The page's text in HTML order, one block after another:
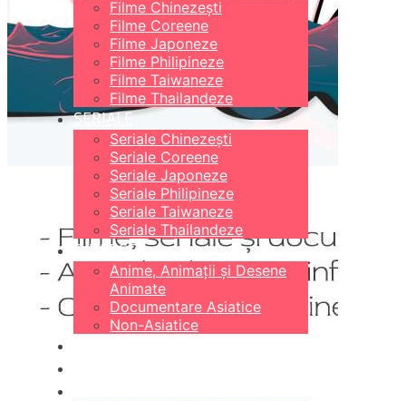
Filme Chinezești
Filme Coreene
Filme Japoneze
Filme Philipineze
Filme Taiwaneze
Filme Thailandeze
SERIALE
Seriale Chinezești
Seriale Coreene
Seriale Japoneze
Seriale Philipineze
Seriale Taiwaneze
Seriale Thailandeze
DIVERSE
Anime, Animații și Desene
Animate
Documentare Asiatice
Non-Asiatice